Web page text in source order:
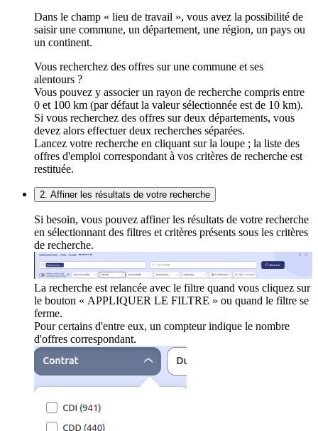
Dans le champ « lieu de travail », vous avez la possibilité de
saisir une commune, un département, une région, un pays ou
un continent.
Vous recherchez des offres sur une commune et ses
alentours ?
Vous pouvez y associer un rayon de recherche compris entre
0 et 100 km (par défaut la valeur sélectionnée est de 10 km).
Si vous recherchez des offres sur deux départements, vous
devez alors effectuer deux recherches séparées.
Lancez votre recherche en cliquant sur la loupe ; la liste des
offres d'emploi correspondant à vos critères de recherche est
restituée.
2. Affiner les résultats de votre recherche
Si besoin, vous pouvez affiner les résultats de votre recherche
en sélectionnant des filtres et critères présents sous les critères
de recherche.
La recherche est relancée avec le filtre quand vous cliquez sur
le bouton « APPLIQUER LE FILTRE » ou quand le filtre se
ferme.
Pour certains d'entre eux, un compteur indique le nombre
d'offres correspondant.